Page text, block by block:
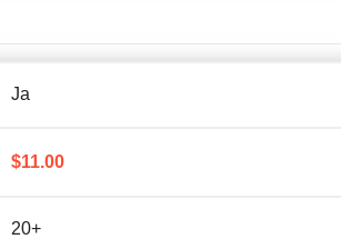
Ja
$11.00
20+